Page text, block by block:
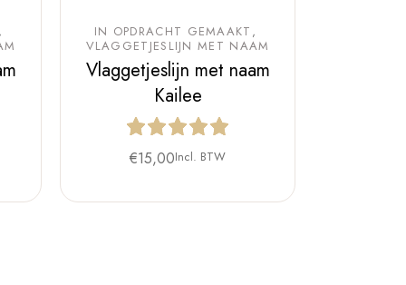
IN OPDRACHT GEMAAKT
VLAGGETJESLIJN MET NAAM
Vlaggetjeslijn met naam
Kailee
€15,00Incl. BTW